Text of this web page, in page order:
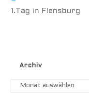
1.Tag in Flensburg
Archiv